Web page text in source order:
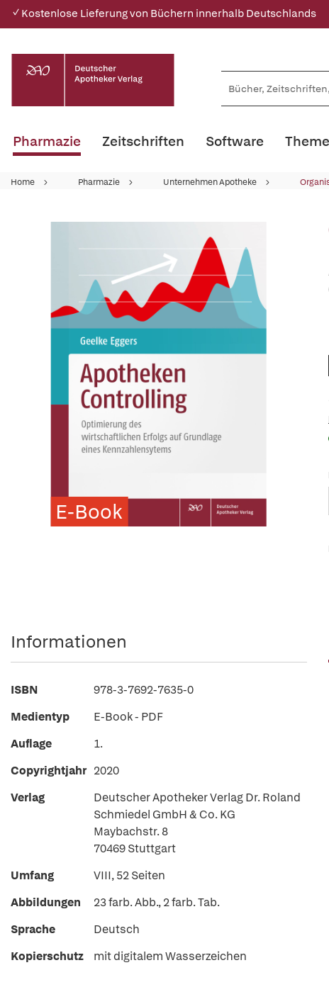
✓ Kostenlose Lieferung von Büchern innerhalb Deutschlands
Pharmazie Zeitschriften Software
Home Pharmazie Unternehmen Apotheke
E-Book
Informationen
ISBN
978-3-7692-7635-0
Medientyp
E-Book - PDF
Auflage
1.
Copyrightjahr 2020
Verlag
Deutscher Apotheker Verlag Dr. Roland
Schmiedel GmbH & Co. KG
Maybachstr. 8
70469 Stuttgart
Umfang
VIII, 52 Seiten
Abbildungen
23 farb. Abb., 2 farb. Tab.
Sprache
Deutsch
Kopierschutz
mit digitalem Wasserzeichen